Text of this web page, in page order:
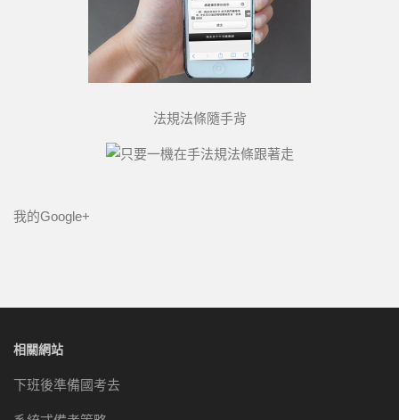
法規法條隨手背
我的Google+
相關網站
下班後準備國考去